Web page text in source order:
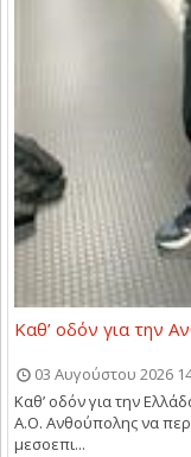
Καθ’ οδόν για την
03 Αυγούστου 2026
Καθ’ οδόν για την
Α.Ο. Ανθούπολης να
μεσοεπι...